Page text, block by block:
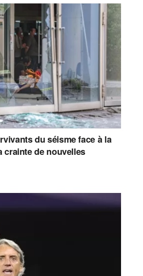
du séisme face à la
crainte de nouvelles